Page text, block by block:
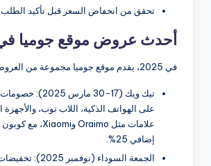
تحقق من انخفاض السعر قبل تأكيد الطلب.
أحدث عروض موقع جوميا في
في 2025، يقدم موقع جوميا مجموعة من العروض المميزة:
على الهواتف الذكية، اللاب توب، والأجهزة
إضافي 25%.